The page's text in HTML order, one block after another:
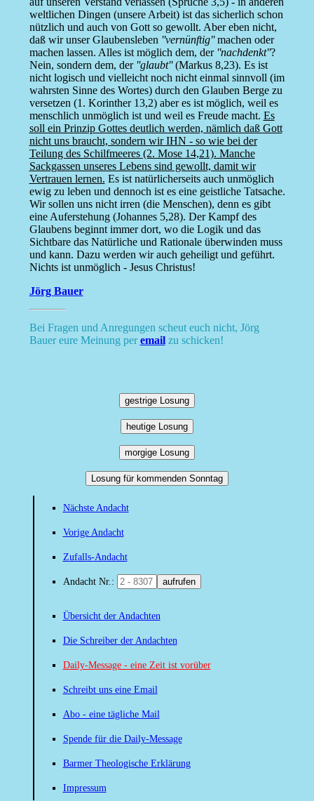
weltlichen Dingen (unsere Arbeit) ist das sicherlich schon
nützlich und auch von Gott so gewollt. Aber eben nicht,
daß wir unser Glaubensleben ''vernünftig''machen oder
machen lassen. Alles ist möglich dem, der ''nachdenkt''?
Nein, sondern dem, der ''glaubt''(Markus 8,23). Es ist
nicht logisch und vielleicht noch nicht einmal sinnvoll (im
wahrsten Sinne des Wortes) durch den Glauben Berge zu
versetzen (1. Korinther 13,2) aber es ist möglich, weil es
menschlich unmöglich ist und weil es Freude macht. Es
soll ein Prinzip Gottes deutlich werden, nämlich daß Gott
nicht uns braucht, sondern wir IHN - so wie bei der
Teilung des Schilfmeeres (2. Mose 14,21). Manche
Sackgassen unseres Lebens sind gewollt, damit wir
Vertrauen lernen. Es ist natürlicherseits auch unmöglich
ewig zu leben und dennoch ist es eine geistliche Tatsache.
Wir sollen uns nicht irren (die Menschen), denn es gibt
eine Auferstehung (Johannes 5,28). Der Kampf des
Glaubens beginnt immer dort, wo die Logik und das
Sichtbare das Natürliche und Rationale überwinden muss
und kann. Dazu werden wir auch geheiligt und geführt.
Nichts ist unmöglich - Jesus Christus!
Jörg Bauer
Bei Fragen und Anregungen scheut euch nicht, Jörg
Bauer eure Meinung peremailzu schicken!
gestrige Losung
heutige Losung
morgige Losung
Losung für kommenden Sonntag
Nächste Andacht
Vorige Andacht
Zufalls-Andacht
Andacht Nr.: aufrufen
Übersicht der Andachten
Die Schreiber der Andachten
Daily-Message - eine Zeit ist vorüber
Schreibt uns eine Email
Abo - eine tägliche Mail
Spende für die Daily-Message
Barmer Theologische Erklärung
Impressum